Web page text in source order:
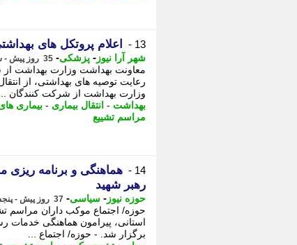
13 - اعلام پروتکل های
شهر آرا نیوز - پزشکی- 35 روز پیش - شنبه 13 تیر 1405، 09:32
معاونت بهداشت وزارت بهداشت از
رعایت توصیه های بهداشتی، از
وزارت بهداشت از شرکت کنندگان ...
بهداشت - انتقال بیماری - بیماری
مراسم تشییع
14 -
هماهنگی و برنامه ریزی
رهبر شهید
حوزه نیوز - سیاسی- 37 روز پیش - پنجشنبه 11 تیر 1405، 09:52
حوزه/ اجتماع موکب داران مراسم
استانی، پیرامون هماهنگی خدمات
برگزار شد. - حوزه/ اجتماع ...